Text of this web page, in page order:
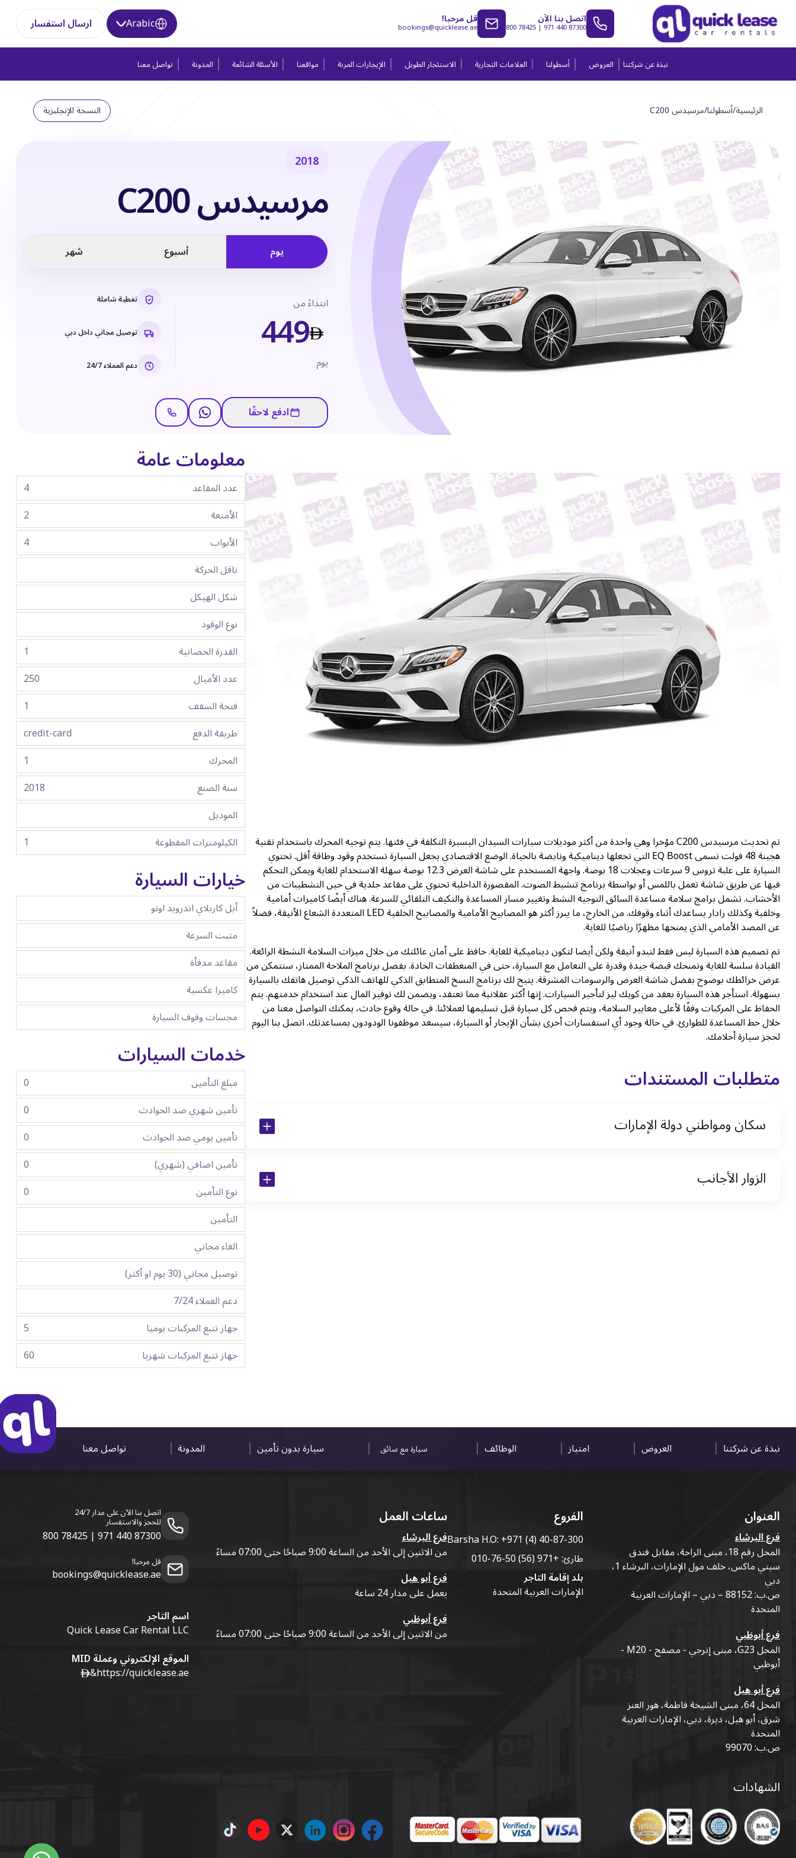
اتصل بنا الآن800 78425 |971 440 87300 قل مرحبا!
bookings@quicklease.ae
Arabic ارسال استفسار
نبذة عن شركتنا العروض أسطولنا العلامات التجارية الاستئجار الطويل الإيجارات المرنة مواقعنا الأسئلة الشائعة المدونة تواصل معنا
الرئيسية/أسطولنا/مرسيدس C200 النسخة الإنجليزية
2018
مرسيدس C200
يوم أسبوع شهر
ابتداءً من449 يوم
تغطية شاملة
توصيل مجاني داخل دبي
دعم العملاء 24/7
ادفع لاحقًا
تم تحديث مرسيدس C200 مؤخرا وهي واحدة من أكثر موديلات سيارات السيدان اليسيرة التكلفة في فئتها. يتم توجيه المحرك باستخدام تقنية
هجينة 48 فولت تسمى EQ Boost التي تجعلها ديناميكية ونابضة بالحياة. الوضع الاقتصادي يجعل السيارة تستخدم وقود وطاقة أقل. تحتوي
السيارة على علبة تروس 9 سرعات وعجلات 18 بوصة. واجهة المستخدم على شاشة العرض 12.3 بوصة سهلة الاستخدام للغاية ويمكن التحكم
فيها عن طريق شاشة تعمل باللمس أو بواسطة برنامج تنشيط الصوت. المقصورة الداخلية تحتوي على مقاعد جلدية في حين التشطيبات من
الأخشاب. تشمل برامج سلامة مساعدة السائق التوجيه النشط وتغيير مسار المساعدة والتكيف التلقائي للسرعة. هناك أيضًا كاميرات أمامية
وخلفية وكذلك رادار يساعدك أثناء وقوفك. من الخارج، ما يبرز أكثر هو المصابيح الأمامية والمصابيح الخلفية LED المتعددة الشعاع الأنيقة، فضلاً
عن المصد الأمامي الذي يمنحها مظهرًا رياضيًا للغاية.
تم تصميم هذه السيارة ليس فقط لتبدو أنيقة ولكن أيضا لتكون ديناميكية للغاية. حافظ على أمان عائلتك من خلال ميزات السلامة النشطة الرائعة.
القيادة سلسة للغاية وتمنحك قبضة جيدة وقدرة على التعامل مع السيارة، حتى في المنعطفات الحادة. بفضل برنامج الملاحة الممتاز، ستتمكن من
عرض خرائطك بوضوح بفضل شاشة العرض والرسومات المشرقة. يتيح لك برنامج النسخ المتطابق الذكي للهاتف الذكي توصيل هاتفك بالسيارة
بسهولة. استأجر هذه السيارة بعقد من كويك ليز لتأجير السيارات. إنها أكثر عقلانية مما تعتقد، ويضمن لك توفير المال عند استخدام خدمتهم. يتم
الحفاظ على المركبات وفقًا لأعلى معايير السلامة، ويتم فحص كل سيارة قبل تسليمها لعملائنا. في حالة وقوع حادث، يمكنك التواصل معنا من
خلال خط المساعدة للطوارئ. في حالة وجود أي استفسارات أخرى بشأن الإيجار أو السيارة، سيسعد موظفونا الودودون بمساعدتك. اتصل بنا اليوم
لحجز سيارة أحلامك.
متطلبات المستندات
سكان ومواطني دولة الإمارات
نسخة من تأشيرة الاقامة
الزوار الأجانب
معلومات عامة
عدد المقاعد
4
الأمتعة
2
الأبواب
4
ناقل الحركة
شكل الهيكل
نوع الوقود
القدرة الحصانية
1
عدد الأميال
250
فتحة السقف
1
طريقة الدفع
credit-card
المحرك
1
سنة الصنع
2018
الموديل
الكيلومترات المقطوعة
1
خيارات السيارة
أبل كاربلاي اندرويد اوتو
مثبت السرعة
مقاعد مدفأة
كاميرا عكسية
مجسات وقوف السيارة
خدمات السيارات
مبلغ التأمين
0
تأمين شهري ضد الحوادث
0
تأمين يومي ضد الحوادث
0
تأمين اضافي (شهري)
0
نوع التأمين
0
التأمين
الغاء مجاني
توصيل مجاني (30 يوم او أكثر)
دعم العملاء 7/24
جهاز تتبع المركبات يوميا
5
جهاز تتبع المركبات شهريا
60
نبذة عن شركتنا العروض امتياز الوظائف سيارة مع سائق سيارة بدون تأمين المدونة تواصل معنا
العنوان
فرع البرشاء
المحل رقم 18، مبنى الراحة، مقابل فندق
سيتي ماكس، خلف مول الإمارات، البرشاء 1،
دبي
ص.ب: 88152 – دبي – الإمارات العربية
المتحدة
فرع أبوظبي
المحل G23، مبنى إنرجي - مصفح - M20 -
أبوظبي
فرع أبو هيل
المحل 64، مبنى الشيخة فاطمة، هور العنز
شرق، أبو هيل، ديرة، دبي، الإمارات العربية
المتحدة
ص.ب: 99070
الفروع
Barsha H.O:+971 (4) 40-87-300
طارئ:+971 (56) 50-76-010
بلد إقامة التاجر
الإمارات العربية المتحدة
ساعات العمل
فرع البرشاء
من الاثنين إلى الأحد من الساعة 9:00 صباحًا حتى 07:00 مساءً
فرع أبو هيل
يعمل على مدار 24 ساعة
فرع أبوظبي
من الاثنين إلى الأحد من الساعة 9:00 صباحًا حتى 07:00 مساءً
اتصل بنا الآن على مدار 24/7
للحجز والاستفسار
800 78425 | 971 440 87300
قل مرحبا!
bookings@quicklease.ae
اسم التاجر
Quick Lease Car Rental LLC
الموقع الإلكتروني وعملة MID
https://quicklease.ae
&
الشهادات